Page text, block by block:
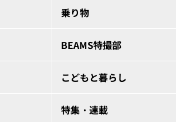
乗り物
BEAMS特撮部
こどもと暮らし
特集・連載